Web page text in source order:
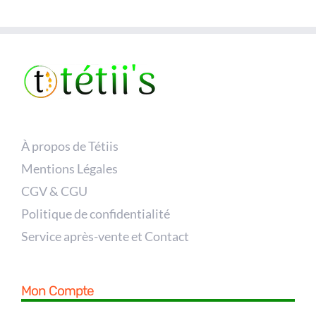
À propos de Tétiis
Mentions Légales
CGV & CGU
Politique de confidentialité
Service après-vente et Contact
Mon Compte